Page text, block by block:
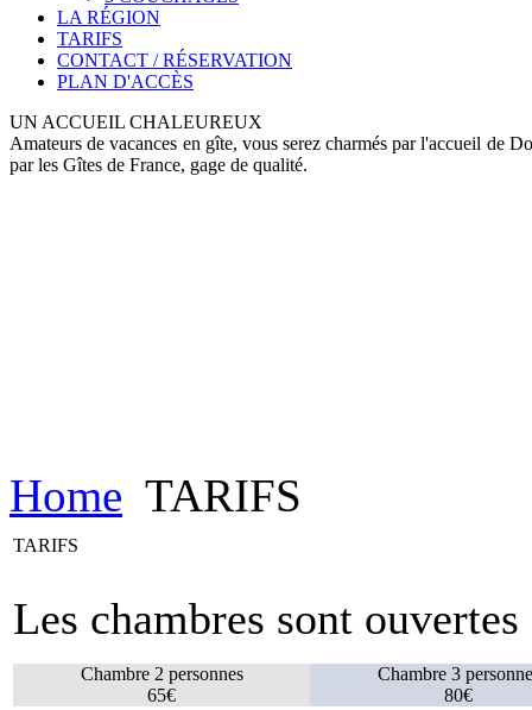
LA RÉGION
TARIFS
CONTACT / RÉSERVATION
PLAN D'ACCÈS
UN ACCUEIL CHALEUREUX
Amateurs de vacances en gîte, vous serez charmés par l'accueil de
par les Gîtes de France, gage de qualité.
Home TARIFS
TARIFS
Les chambres sont
Chambre 2 personnes
Chambre 3
65€
80€